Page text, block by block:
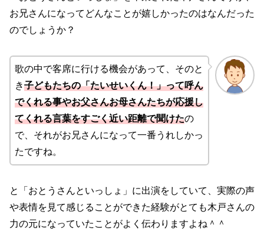
お兄さんになってどんなことが嬉しかったのはなんだった
のでしょうか？
歌の中で客席に行ける機会があって、そのと
き子どもたちの「たいせいくん！」って呼ん
でくれる事やお父さんお母さんたちが応援し
てくれる言葉をすごく近い距離で聞けたの
で、それがお兄さんになって一番うれしかっ
たですね。
と「おとうさんといっしょ」に出演をしていて、実際の声
や表情を見て感じることができた経験がとても木戸さんの
力の元になっていたことがよく伝わりますよね＾＾